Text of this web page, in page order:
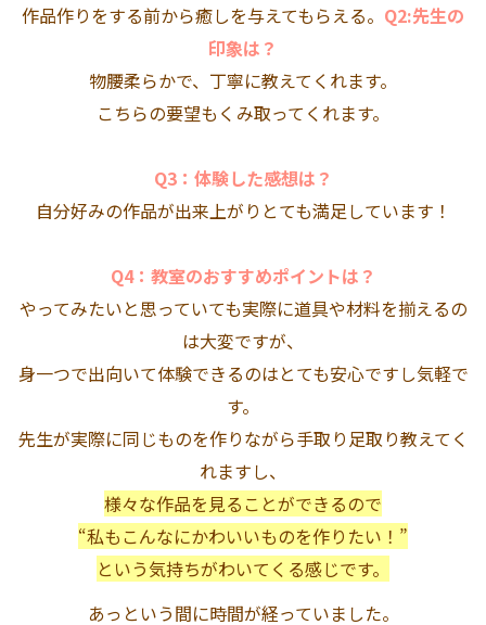
作品作りをする前から癒しを与えてもらえる。 Q2:先生の
印象は？
物腰柔らかで、丁寧に教えてくれます。
こちらの要望もくみ取ってくれます。
Q3：体験した感想は？
自分好みの作品が出来上がりとても満足しています！
Q4：教室のおすすめポイントは？
やってみたいと思っていても実際に道具や材料を揃えるの
は大変ですが、
身一つで出向いて体験できるのはとても安心ですし気軽で
す。
先生が実際に同じものを作りながら手取り足取り教えてく
れますし、
様々な作品を見ることができるので
“私もこんなにかわいいものを作りたい！”
という気持ちがわいてくる感じです。
あっという間に時間が経っていました。